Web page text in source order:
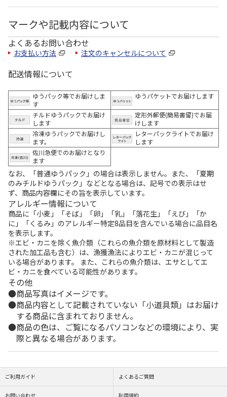
マークや記載内容について
よくあるお問い合わせ
お支払い方法 注文のキャンセルについて
配送情報について
ゆうパック等でお届けしま
す
ゆうパケットでお届けします
チルドゆうパックでお届け
します
定形外郵便(簡易書留)でお届
けします
冷凍ゆうパックでお届けし
ます。
レターパックライトでお届け
します
佐川急便でのお届けとなり
ます
なお、「普通ゆうパック」の場合は表示しません。また、「夏期
のみチルドゆうパック」などとなる場合は、記号での表示はせ
ず、商品内容欄にその旨を表示しています。
アレルギー情報について
商品に「小麦」「そば」「卵」「乳」「落花生」「えび」「か
に」「くるみ」のアレルギー特定8品目を含んでいる場合に品目名
を表示します。
※エビ・カニを除く魚介類（これらの魚介類を原材料として製造
された加工品も含む）は、漁獲漁法によりエビ・カニが混じって
いる場合があります。 また、これらの魚介類は、エサとしてエ
ビ・カニを食べている可能性があります。
その他
商品写真はイメージです。
商品内容として記載されていない「小道具類」はお届け
する商品に含まれておりません。
商品の色は、ご覧になるパソコンなどの環境により、実
際と異なる場合があります。
ご利用ガイド よくあるご質問
お問い合わせ 利用規約